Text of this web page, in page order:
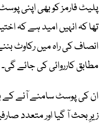
پلیٹ فارمز کو بھی اپنی
تھا کہ انہیں امید ہے کہ
انصاف کی راہ میں رکاوٹ
مطابق کارروائی کی جائے گی۔
ان کی پوسٹ سامنے آنے کے
زیرِ بحث آ گیا اور متعدد